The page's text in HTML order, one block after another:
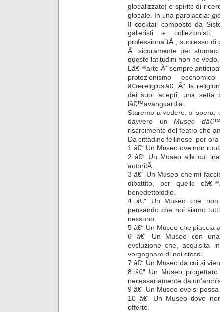
globalizzato) e spirito di
globale. In una parolaccia:
Il cocktail composto da
galleristi e
professionalitÃ , successo di
Ã¨ sicuramente per
queste latitudini non ne vedo.
Lâ€™arte Ã¨ sempre
protezionismo
â€œreligiosiâ€: Ã¨ la
dei suoi adepti, una setta
lâ€™avanguardia.
Staremo a vedere, si spera,
davvero unMuseo
risarcimento del teatro che
Da cittadino fellinese, per
1 â€“ Un Museo ove non
2 â€“ Un Museo alle cui
autoritÃ .
3 â€“ Un Museo che mi
dibattito, per quello
benedettoiddio.
4 â€“ Un Museo che
pensando che noi siamo
nessuno.
5 â€“ Un Museo che piaccia
6 â€“ Un Museo con
evoluzione che, acquisita
vergognare di noi stessi.
7 â€“ Un Museo da cui si
8 â€“ Un Museo
necessariamente da
9 â€“ Un Museo ove si
10 â€“ Un Museo dove
offerte.